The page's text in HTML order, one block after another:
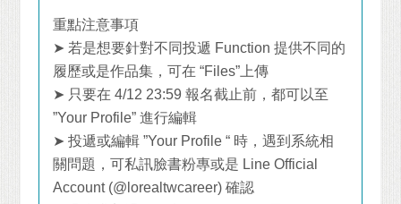
重點注意事項
➤ 若是想要針對不同投遞 Function提供不同的
履歷或是作品集，可在 “Files” 上傳
➤ 只要在 4/12 23:59報名截止前，都可以至
”Your Profile”進行編輯
➤ 投遞或編輯 ”Your Profile “ 時，遇到系統相
關問題，可私訊臉書粉專或是 Line Official
Account (@lorealtwcareer)確認